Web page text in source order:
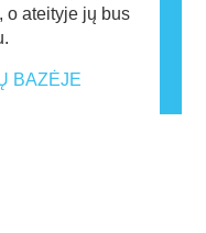
o ateityje jų bus
BAZĖJE